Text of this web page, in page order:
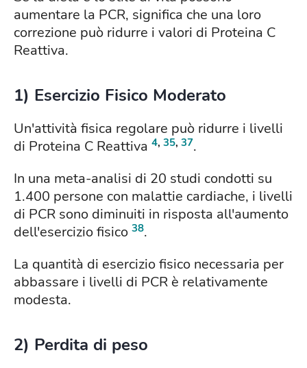
aumentare la PCR, significa che una loro
correzione può ridurre i valori di Proteina C
Reattiva.
1) Esercizio Fisico Moderato
Un'attività fisica regolare può ridurre i livelli
di Proteina C Reattiva 4, 35, 37.
In una meta-analisi di 20 studi condotti su
1.400 persone con malattie cardiache, i livelli
di PCR sono diminuiti in risposta all'aumento
dell'esercizio fisico 38.
La quantità di esercizio fisico necessaria per
abbassare i livelli di PCR è relativamente
modesta.
2) Perdita di peso